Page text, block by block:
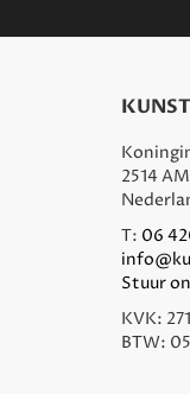
2514
T: 06
Stuur
KVK:
BTW: